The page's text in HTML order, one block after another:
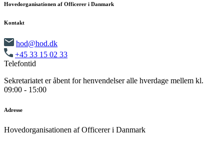
Hovedorganisationen af Officerer i Danmark
Kontakt
hod@hod.dk
+45 33 15 02 33
Telefontid
Sekretariatet er åbent for henvendelser alle hverdage mellem kl.
09:00 - 15:00
Adresse
Hovedorganisationen af Officerer i Danmark